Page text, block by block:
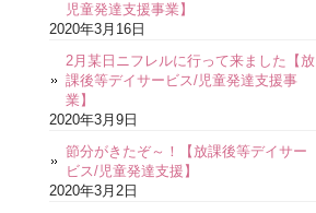
児童発達支援事業】
2020年3月16日
2月某日ニフレルに行って来ました【放
課後等デイサービス/児童発達支援事
業】
2020年3月9日
節分がきたぞ～！【放課後等デイサー
ビス/児童発達支援】
2020年3月2日